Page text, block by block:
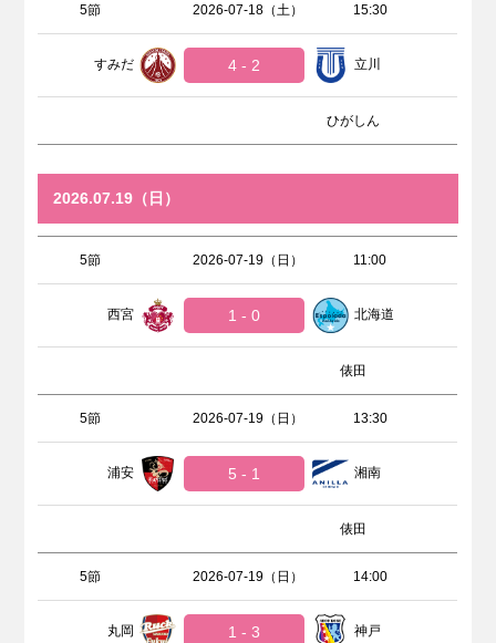
5節 2026-07-18（土） 15:30
すみだ 4 - 2 立川
ひがしん
2026.07.19（日）
5節 2026-07-19（日） 11:00
西宮 1 - 0 北海道
俵田
5節 2026-07-19（日） 13:30
浦安 5 - 1 湘南
俵田
5節 2026-07-19（日） 14:00
丸岡 1 - 3 神戸